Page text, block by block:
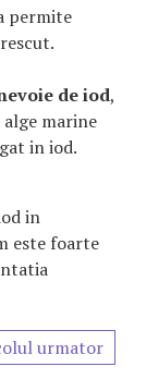
permite
de iod,
alge marine
in iod.
in
este foarte
urmator